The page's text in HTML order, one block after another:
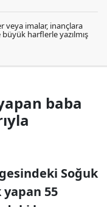
veya imalar, inançlara
büyük harflerle yazılmış
baba
Soğuk
yapan 55